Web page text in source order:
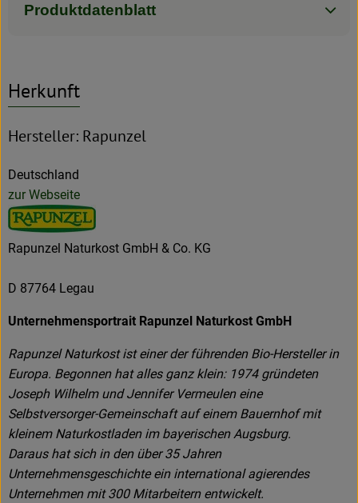
Produktdatenblatt
Herkunft
Hersteller: Rapunzel
Deutschland
zur Webseite
Rapunzel Naturkost GmbH & Co. KG
D 87764 Legau
Unternehmensportrait Rapunzel Naturkost GmbH
Rapunzel Naturkost ist einer der führenden Bio-Hersteller in
Europa. Begonnen hat alles ganz klein: 1974 gründeten
Joseph Wilhelm und Jennifer Vermeulen eine
Selbstversorger-Gemeinschaft auf einem Bauernhof mit
kleinem Naturkostladen im bayerischen Augsburg.
Daraus hat sich in den über 35 Jahren
Unternehmensgeschichte ein international agierendes
Unternehmen mit 300 Mitarbeitern entwickelt.